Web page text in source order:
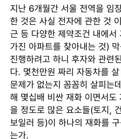
지난 6개월간 서울 전역을 임
한 것은 사실 전자에 관한 것
근 등 다양한 제약조건 내에서
가진 아파트를 찾아내는 것)
진행하려고 하니 후자와 관련
다. 몇천만원 짜리 자동차를
문제가 없는지 꼼꼼히 살피는
해 몇십배 비싼 재화 이면서도
을 정도로 많은 요소들(토지,
보일러 등)이 하나의 재화를
는가.